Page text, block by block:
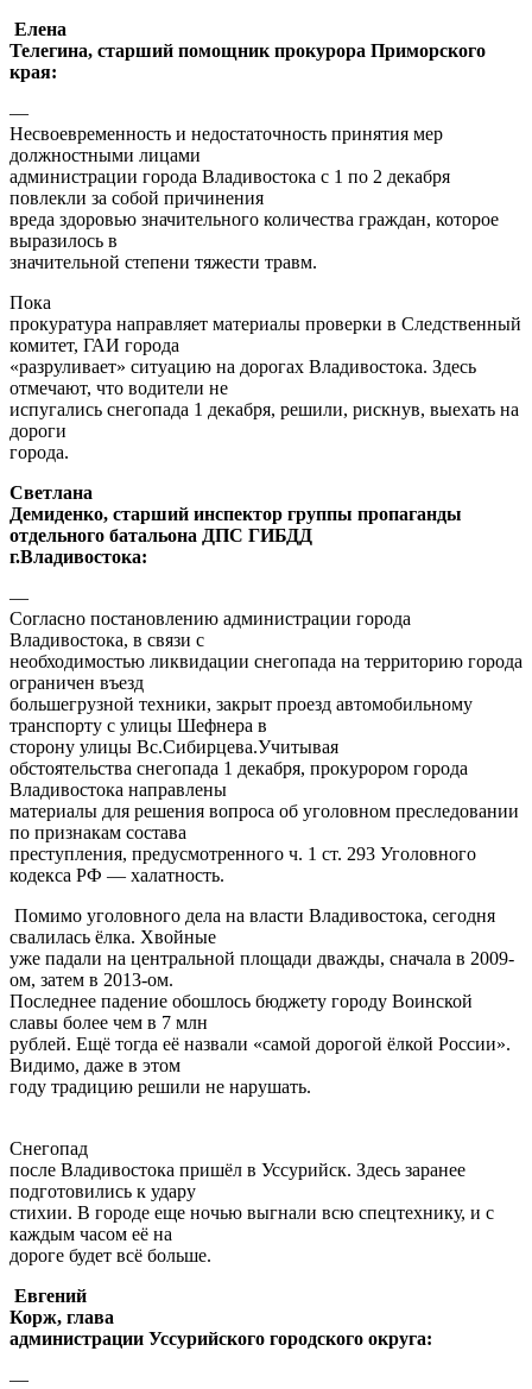
Елена
Телегина, старший помощник прокурора Приморского
края:
—
Несвоевременность и недостаточность принятия мер
должностными лицами
администрации города Владивостока с 1 по 2 декабря
повлекли за собой причинения
вреда здоровью значительного количества граждан, которое
выразилось в
значительной степени тяжести травм.
Пока
прокуратура направляет материалы проверки в Следственный
комитет, ГАИ города
«разруливает» ситуацию на дорогах Владивостока. Здесь
отмечают, что водители не
испугались снегопада 1 декабря, решили, рискнув, выехать на
дороги
города.
Светлана
Демиденко, старший инспектор группы пропаганды
отдельного батальона ДПС ГИБДД
г.Владивостока:
—
Согласно постановлению администрации города
Владивостока, в связи с
необходимостью ликвидации снегопада на территорию города
ограничен въезд
большегрузной техники, закрыт проезд автомобильному
транспорту с улицы Шефнера в
сторону улицы Вс.Сибирцева.Учитывая
обстоятельства снегопада 1 декабря, прокурором города
Владивостока направлены
материалы для решения вопроса об уголовном преследовании
по признакам состава
преступления, предусмотренного ч. 1 ст. 293 Уголовного
кодекса РФ — халатность.
Помимо уголовного дела на власти Владивостока, сегодня
свалилась ёлка. Хвойные
уже падали на центральной площади дважды, сначала в 2009-
ом, затем в 2013-ом.
Последнее падение обошлось бюджету городу Воинской
славы более чем в 7 млн
рублей. Ещё тогда её назвали «самой дорогой ёлкой России».
Видимо, даже в этом
году традицию решили не нарушать.
Снегопад
после Владивостока пришёл в Уссурийск. Здесь заранее
подготовились к удару
стихии. В городе еще ночью выгнали всю спецтехнику, и с
каждым часом её на
дороге будет всё больше.
Евгений
Корж, глава
администрации Уссурийского городского округа:
—